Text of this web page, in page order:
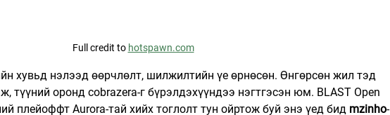
Full credit to hotspawn.com
хувьд нэлээд өөрчлөлт, шилжилтийн үе өрнөсөн. Өнгөрсөн жил тэд
түүний оронд cobrazera-г бүрэлдэхүүндээ нэгтгэсэн юм. BLAST Open
плейоффт Aurora-тай хийх тоглолт тун ойртож буй энэ үед бид mzinho-